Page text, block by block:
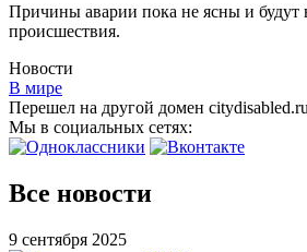
Причины аварии пока не ясны и будут
происшествия.
Новости
В мире
Перешел на другой домен citydisabled.ru
Мы в социальных сетях:
Все новости
9 сентября 2025